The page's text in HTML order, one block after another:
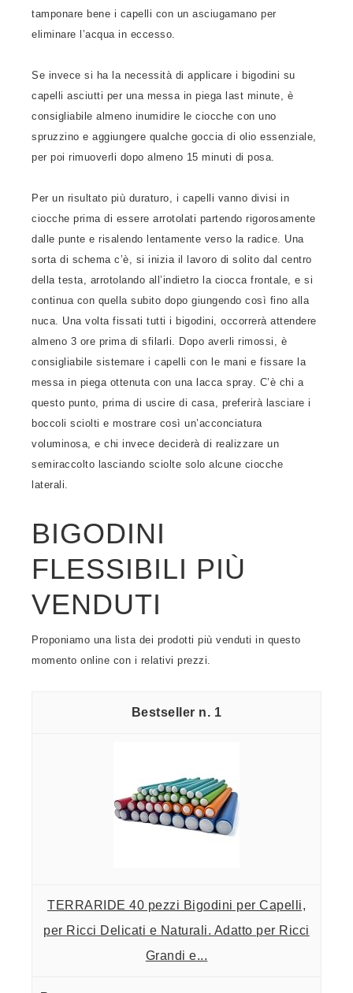
tamponare bene i capelli con un asciugamano per
eliminare l’acqua in eccesso.
Se invece si ha la necessità di applicare i bigodini su
capelli asciutti per una messa in piega last minute, è
consigliabile almeno inumidire le ciocche con uno
spruzzino e aggiungere qualche goccia di olio essenziale,
per poi rimuoverli dopo almeno 15 minuti di posa.
Per un risultato più duraturo, i capelli vanno divisi in
ciocche prima di essere arrotolati partendo rigorosamente
dalle punte e risalendo lentamente verso la radice. Una
sorta di schema c’è, si inizia il lavoro di solito dal centro
della testa, arrotolando all’indietro la ciocca frontale, e si
continua con quella subito dopo giungendo così fino alla
nuca. Una volta fissati tutti i bigodini, occorrerà attendere
almeno 3 ore prima di sfilarli. Dopo averli rimossi, è
consigliabile sistemare i capelli con le mani e fissare la
messa in piega ottenuta con una lacca spray. C’è chi a
questo punto, prima di uscire di casa, preferirà lasciare i
boccoli sciolti e mostrare così un’acconciatura
voluminosa, e chi invece deciderà di realizzare un
semiraccolto lasciando sciolte solo alcune ciocche
laterali.
BIGODINI
FLESSIBILI PIÙ
VENDUTI
Proponiamo una lista dei prodotti più venduti in questo
momento online con i relativi prezzi.
1
TERRARIDE 40 pezzi Bigodini per Capelli,
per Ricci Delicati e Naturali. Adatto per Ricci
Grandi e...